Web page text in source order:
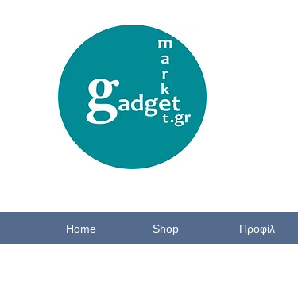
Home Shop Προφίλ